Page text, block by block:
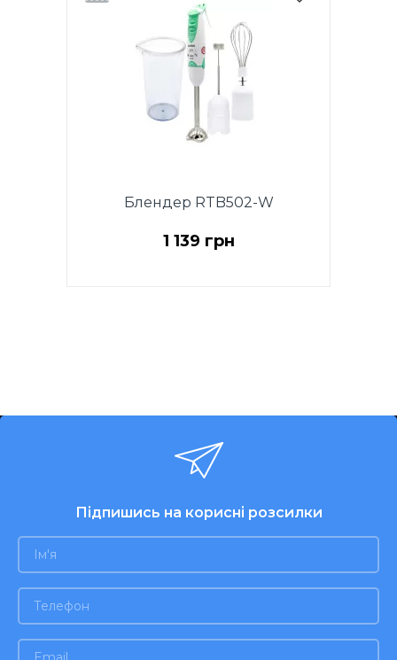
Блендер RTB502-W
1 139 грн
Підпишись на корисні розсилки